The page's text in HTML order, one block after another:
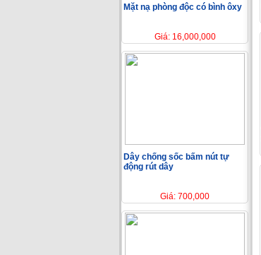
Mặt nạ phòng độc có bình ôxy
Giá: 16,000,000
Dây chống sốc bấm nút tự
động rút dây
Giá: 700,000